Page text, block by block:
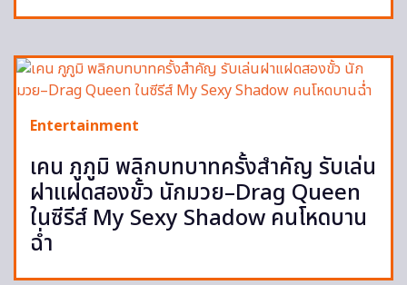
Entertainment
เคน ภูภูมิ พลิกบทบาทครั้งสำคัญ รับเล่น
ฝาแฝดสองขั้ว นักมวย–Drag Queen
ในซีรีส์ My Sexy Shadow คนโหดบาน
ฉ่ำ